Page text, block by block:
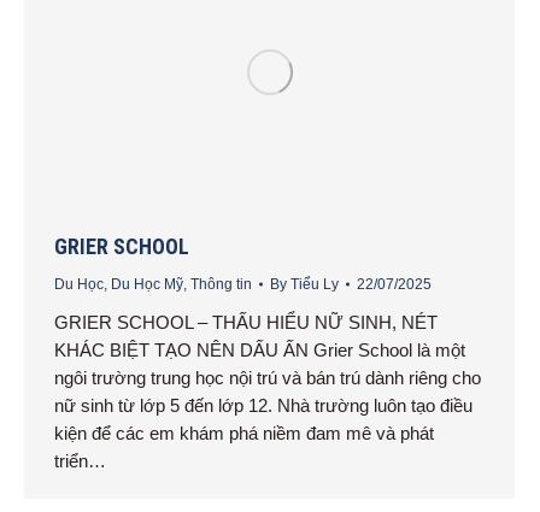
GRIER SCHOOL
Du Học Du Học Mỹ Thông tin By Tiểu Ly 22/07/2025
GRIER SCHOOL – THẤU HIỂU NỮ SINH, NÉT
KHÁC BIỆT TẠO NÊN DẤU ẤN Grier School là một
ngôi trường trung học nội trú và bán trú dành riêng cho
nữ sinh từ lớp 5 đến lớp 12. Nhà trường luôn tạo điều
kiện để các em khám phá niềm đam mê và phát
triển…